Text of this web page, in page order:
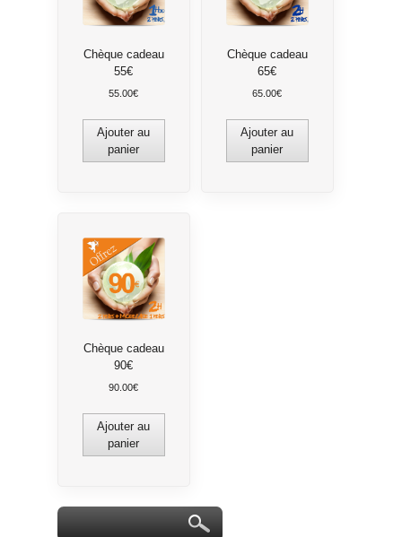
Chèque cadeau
55€
55.00€
Ajouter au
panier
Chèque cadeau
65€
65.00€
Ajouter au
panier
Chèque cadeau
90€
90.00€
Ajouter au
panier